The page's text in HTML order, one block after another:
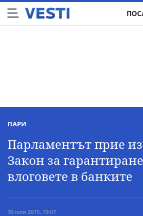
ПАРИ
Парламентът прие
Закон за
влоговете в банките
30 юли 2015, 19:07